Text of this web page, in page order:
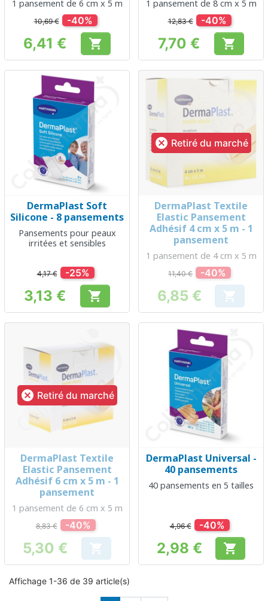
1 pansement de 6 cm x 5 m
10,69 € -40%
Prix
6,41 € 
1 pansement de 8 cm x 5 m
12,83 € -40%
Prix
7,70 € 
DermaPlast Soft
Silicone - 8 pansements
Pansements pour peaux
irritées et sensibles
4,17 € -25%
Prix
3,13 € 
 Retiré du marché
DermaPlast Textile
Elastic Pansement
Adhésif 4 cm x 5 m - 1
pansement
1 pansement de 4 cm x 5 m
11,40 € -40%
Prix
6,85 € 
 Retiré du marché
DermaPlast Textile
Elastic Pansement
Adhésif 6 cm x 5 m - 1
pansement
1 pansement de 6 cm x 5 m
8,83 € -40%
Prix
5,30 € 
DermaPlast Universal -
40 pansements
40 pansements en 5 tailles
4,96 € -40%
Prix
2,98 € 
Affichage 1-36 de 39 article(s)